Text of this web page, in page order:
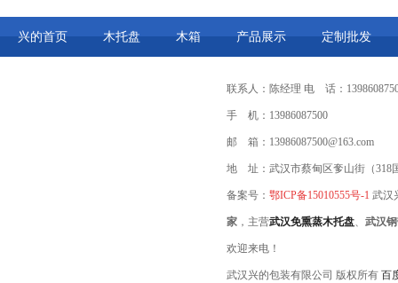
兴的首页 木托盘 木箱 产品展示 定制批发
联系人：陈经理 电 话：
手 机：13986087500
邮 箱：13986087500@163.com
地 址：武汉市蔡甸区奓山街（318
备案号： 鄂ICP备15010555号-1 武汉
家 ，主营武汉免熏蒸木托盘、 武汉
欢迎来电！
武汉兴的包装有限公司 版权所有 百